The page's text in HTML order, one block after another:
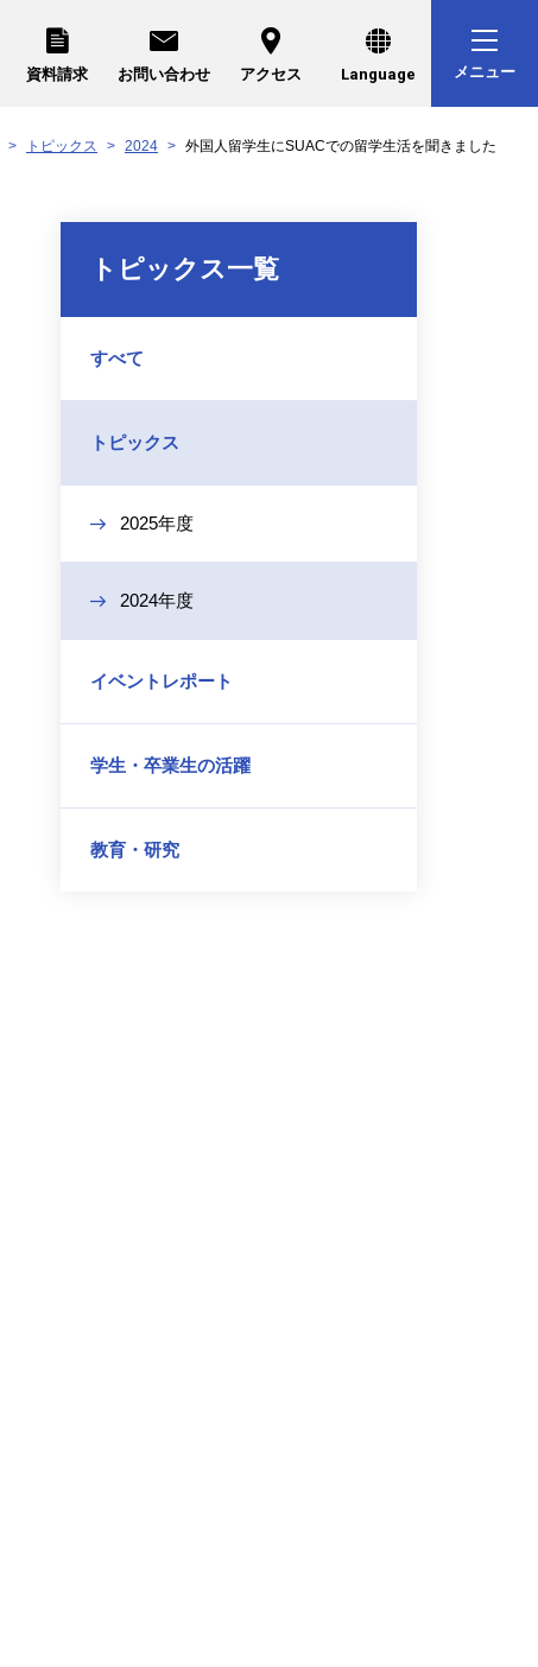
資料請求 お問い合わせ アクセス Language メニュー
トピックス 2024 外国人留学生にSUACでの留学生活を聞きました
トピックス一覧
すべて
トピックス
2025年度
2024年度
イベントレポート
学生・卒業生の活躍
教育・研究